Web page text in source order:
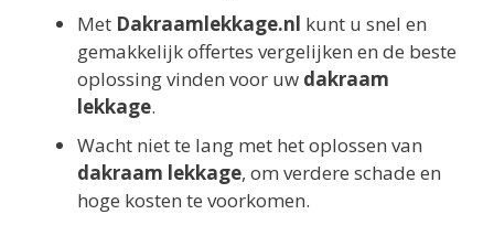
Met Dakraamlekkage.nl kunt u snel en
gemakkelijk offertes vergelijken en de beste
oplossing vinden voor uw dakraam
lekkage.
Wacht niet te lang met het oplossen van
dakraam lekkage, om verdere schade en
hoge kosten te voorkomen.